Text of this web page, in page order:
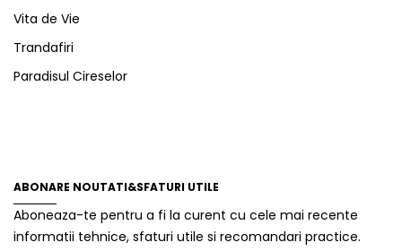
Vita de Vie
Trandafiri
Paradisul Cireselor
ABONARE NOUTATI&SFATURI UTILE
Aboneaza-te pentru a fi la curent cu cele mai recente
informatii tehnice, sfaturi utile si recomandari practice.